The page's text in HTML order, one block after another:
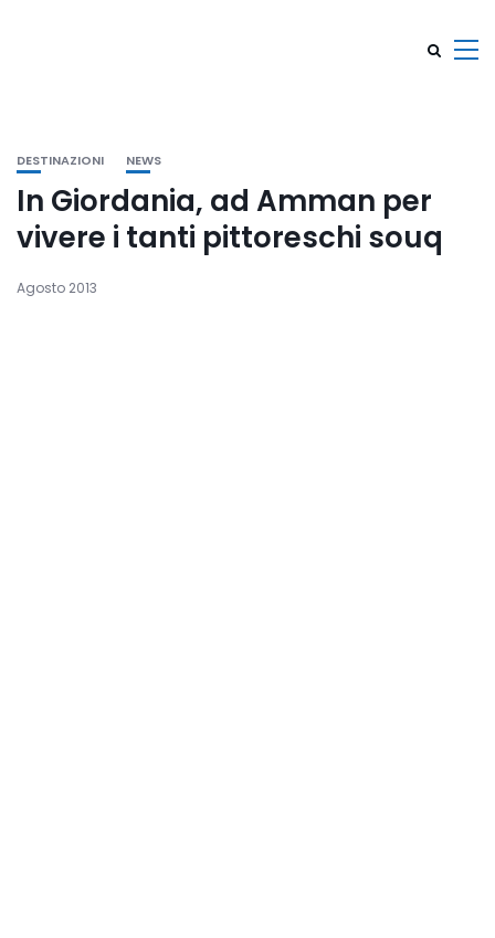
DESTINAZIONI NEWS
In Giordania, ad Amman per
vivere i tanti pittoreschi souq
Agosto 2013